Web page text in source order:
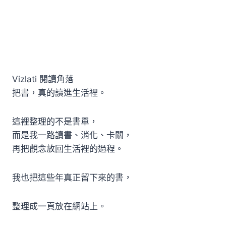
Vizlati 閱讀角落
把書，真的讀進生活裡。
這裡整理的不是書單，
而是我一路讀書、消化、卡關，
再把觀念放回生活裡的過程。
我也把這些年真正留下來的書，
整理成一頁放在網站上。